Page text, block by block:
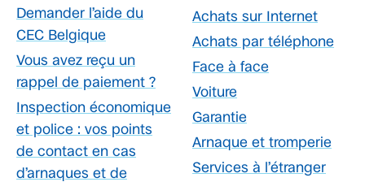
Demander l’aide du
CEC Belgique
Vous avez reçu un
rappel de paiement ?
Inspection économique
et police : vos points
de contact en cas
d’arnaques et de
Achats sur Internet
Achats par téléphone
Face à face
Voiture
Garantie
Arnaque et tromperie
Services à l’étranger